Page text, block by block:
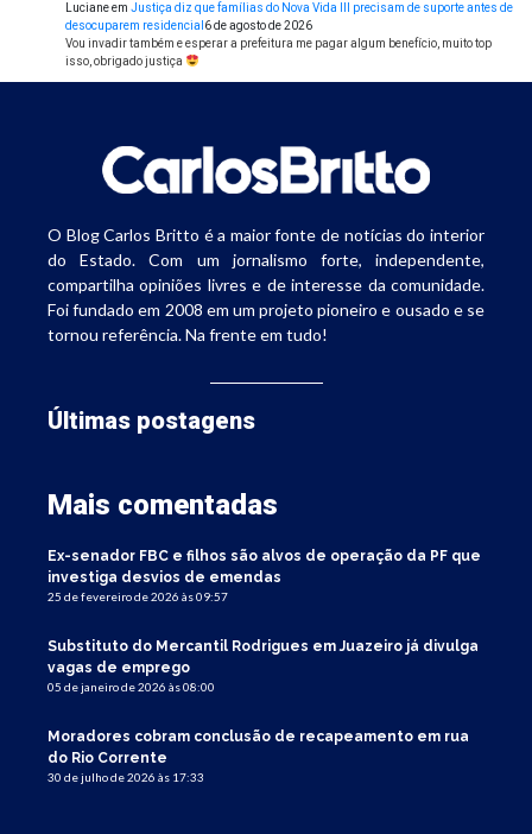
Lucianeem Justiça diz que famílias do Nova Vida III precisam de suporte antes de
desocuparem residencial 6 de agosto de 2026
Vou invadir também e esperar a prefeitura me pagar algum benefício, muito top
isso, obrigado justiça
O Blog Carlos Britto é a maior fonte de notícias do interior
do Estado. Com um jornalismo forte, independente,
compartilha opiniões livres e de interesse da comunidade.
Foi fundado em 2008 em um projeto pioneiro e ousado e se
tornou referência. Na frente em tudo!
Últimas postagens
Mais comentadas
Ex-senador FBC e filhos são alvos de operação da PF que
investiga desvios de emendas
25 de fevereiro de 2026 às 09:57
Substituto do Mercantil Rodrigues em Juazeiro já divulga
vagas de emprego
05 de janeiro de 2026 às 08:00
Moradores cobram conclusão de recapeamento em rua
do Rio Corrente
30 de julho de 2026 às 17:33